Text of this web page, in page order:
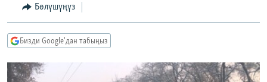
БҮГҮН АЗАТТЫКТА
ДАНИСТЕ
ПОДКАСТ
Русский
Бөлүшүңүз
Бизди Google'дан табыңыз